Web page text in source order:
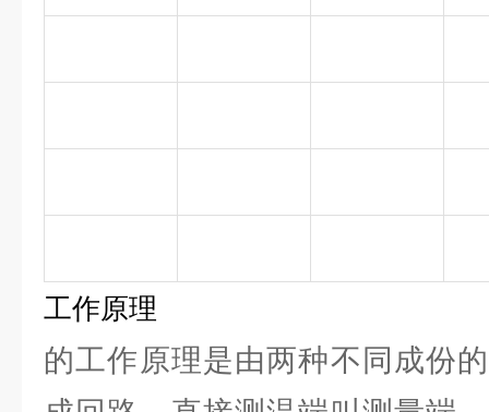
工作原理
的工作原理是由两种不同成份